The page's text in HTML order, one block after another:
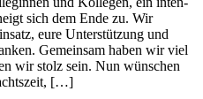
sich dem Ende zu. Wir
eure Unter­stüt­zung und
Gemeinsam haben wir viel
wir stolz sein. Nun wünschen
[…]